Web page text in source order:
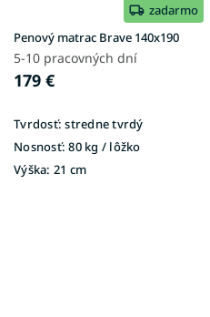
zadarmo
Penový matrac Brave 140x190
5-10 pracovných dní
179 €
Tvrdosť: stredne tvrdý
Nosnosť: 80 kg / lôžko
Výška: 21 cm